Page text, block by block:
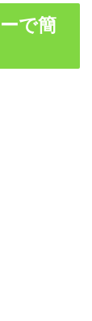
で簡